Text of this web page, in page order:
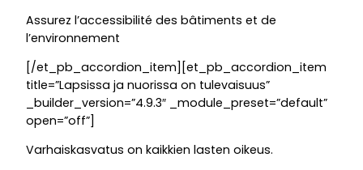
Assurez l’accessibilité des bâtiments et de
l’environnement
[/et_pb_accordion_item][et_pb_accordion_item
title=”Lapsissa ja nuorissa on tulevaisuus”
_builder_version=”4.9.3″ _module_preset=”default”
open=”off”]
Varhaiskasvatus on kaikkien lasten oikeus.